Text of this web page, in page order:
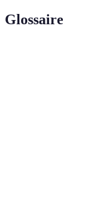
Glossaire